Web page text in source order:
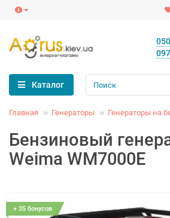
Каталог
Главная Генераторы Генераторы на
Бензиновый
Weima WM7000E
+ 35 бонусов